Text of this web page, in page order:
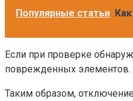
Популярные статьи
Если при проверке
поврежденных элементов.
Таким образом,